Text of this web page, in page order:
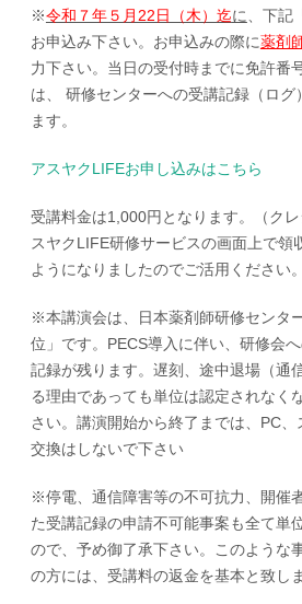
※令和７年５月22日（木）迄に、下記
お申込み下さい。お申込みの際に薬剤
力下さい。当日の受付時までに免許番
は、 研修センターへの受講記録（ログ
ます。
アスヤクLIFEお申し込みはこちら
受講料金は1,000円となります。（ク
スヤクLIFE研修サービスの画面上で領
ようになりましたのでご活用ください。
※本講演会は、日本薬剤師研修センタ
位」です。PECS導入に伴い、研修会
記録が残ります。遅刻、途中退場（通
る理由であっても単位は認定されなく
さい。講演開始から終了までは、PC
交換はしないで下さい
※停電、通信障害等の不可抗力、開催
た受講記録の申請不可能事案も全て単
ので、予め御了承下さい。このような
の方には、受講料の返金を基本と致しま